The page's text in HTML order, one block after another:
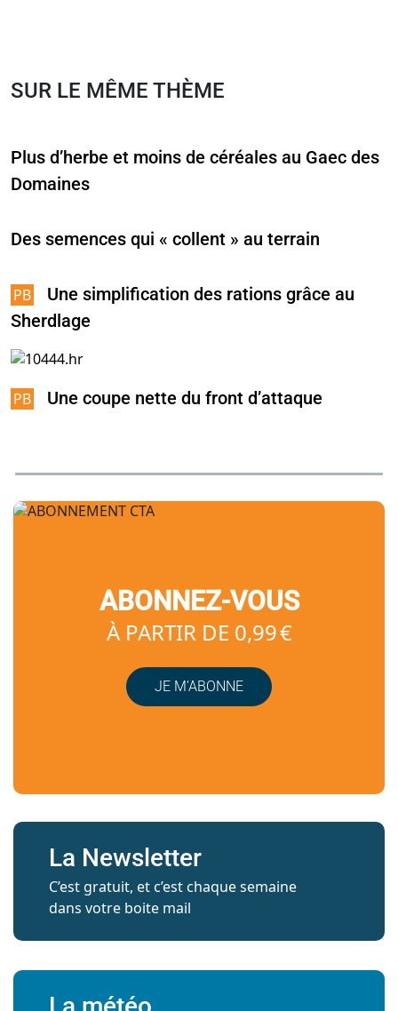
SUR LE MÊME THÈME
Plus d’herbe et moins de céréales au Gaec des
Domaines
Des semences qui « collent » au terrain
Une simplification des rations grâce au
Sherdlage
Une coupe nette du front d’attaque
ABONNEZ-VOUS
À PARTIR DE 0,99 €
JE M’ABONNE
La Newsletter
C’est gratuit, et c’est chaque semaine
dans votre boite mail